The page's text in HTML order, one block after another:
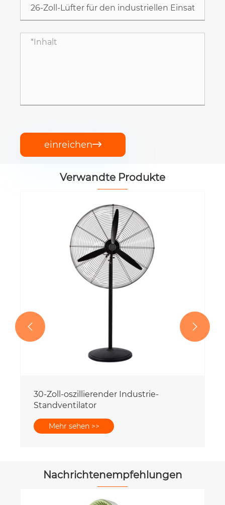
einreichen
Verwandte Produkte
30-Zoll-oszillierender Industrie-
Standventilator
Mehr sehen >>
 
Nachrichtenempfehlungen